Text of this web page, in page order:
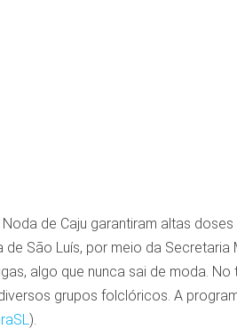
de Caju garantiram altas
São Luís, por meio da
algo que nunca sai de moda.
grupos folclóricos. A
).